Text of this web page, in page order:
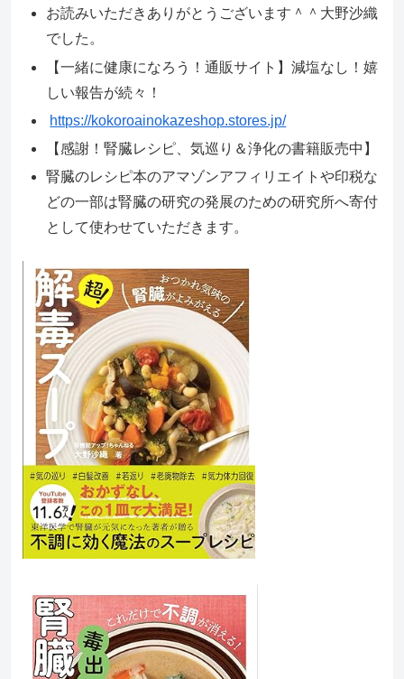
お読みいただきありがとうございます＾＾大野沙織
でした。
【一緒に健康になろう！通販サイト】減塩なし！嬉
しい報告が続々！
https://kokoroainokazeshop.stores.jp/
【感謝！腎臓レシピ、気巡り＆浄化の書籍販売中】
腎臓のレシピ本のアマゾンアフィリエイトや印税な
どの一部は腎臓の研究の発展のための研究所へ寄付
として使わせていただきます。